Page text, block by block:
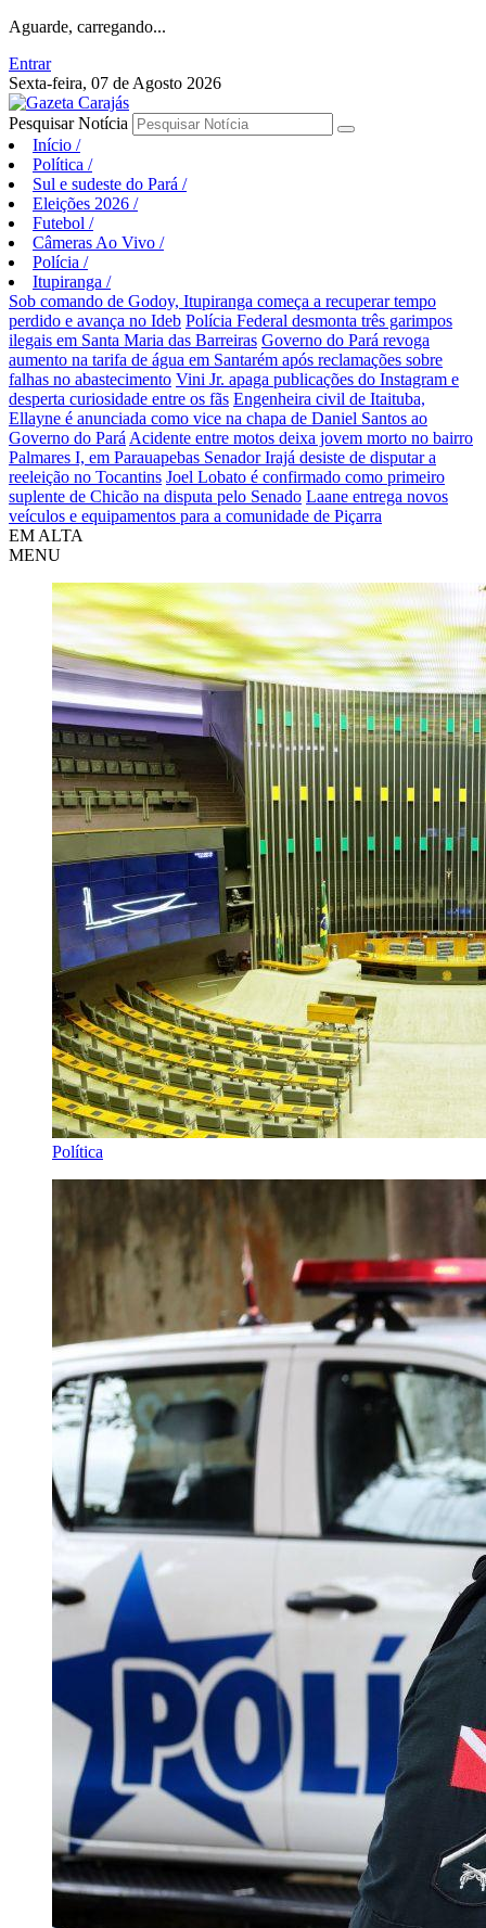
Aguarde, carregando...
Entrar
Sexta-feira, 07 de Agosto 2026
Pesquisar Notícia
Início /
Política /
Sul e sudeste do Pará /
Eleições 2026 /
Futebol /
Câmeras Ao Vivo /
Polícia /
Itupiranga /
Sob comando de Godoy, Itupiranga começa a recuperar tempo
perdido e avança no Ideb Polícia Federal desmonta três garimpos
ilegais em Santa Maria das Barreiras Governo do Pará revoga
aumento na tarifa de água em Santarém após reclamações sobre
falhas no abastecimento Vini Jr. apaga publicações do Instagram e
desperta curiosidade entre os fãs Engenheira civil de Itaituba,
Ellayne é anunciada como vice na chapa de Daniel Santos ao
Governo do Pará Acidente entre motos deixa jovem morto no bairro
Palmares I, em Parauapebas Senador Irajá desiste de disputar a
reeleição no Tocantins Joel Lobato é confirmado como primeiro
suplente de Chicão na disputa pelo Senado Laane entrega novos
veículos e equipamentos para a comunidade de Piçarra
EM ALTA
MENU
Política